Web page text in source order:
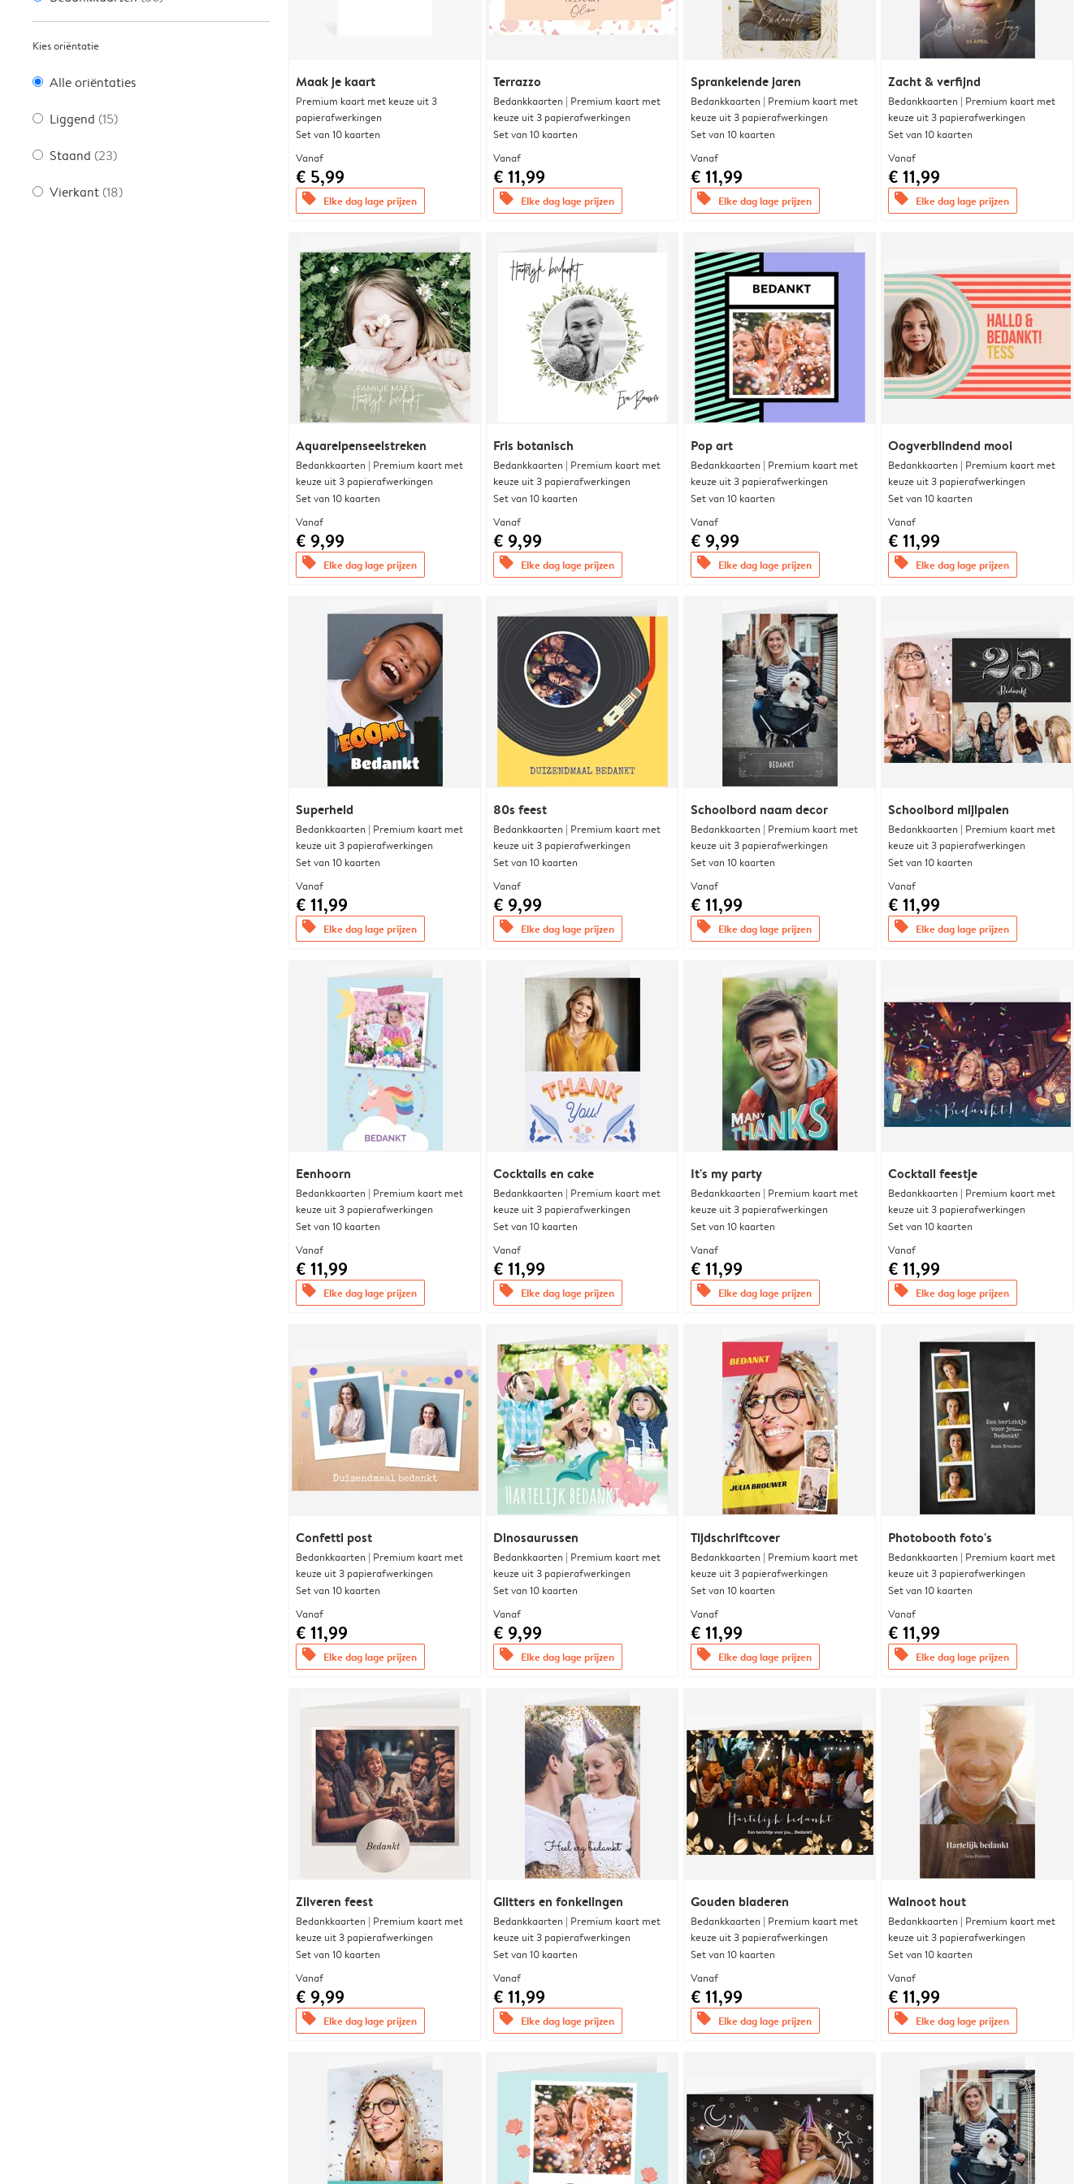
Kies oriëntatie
Alle oriëntaties
Liggend (15)
Staand (23)
Vierkant (18)
Maak je kaart
Premium kaart met keuze uit 3
papierafwerkingen
Set van 10 kaarten
Vanaf
€ 5,99
offers Elke dag lage prijzen
Terrazzo
Bedankkaarten | Premium kaart met
keuze uit 3 papierafwerkingen
Set van 10 kaarten
Vanaf
€ 11,99
offers Elke dag lage prijzen
Sprankelende jaren
Bedankkaarten | Premium kaart met
keuze uit 3 papierafwerkingen
Set van 10 kaarten
Vanaf
€ 11,99
offers Elke dag lage prijzen
Zacht & verfijnd
Bedankkaarten | Premium kaart met
keuze uit 3 papierafwerkingen
Set van 10 kaarten
Vanaf
€ 11,99
offers Elke dag lage prijzen
Aquarelpenseelstreken
Bedankkaarten | Premium kaart met
keuze uit 3 papierafwerkingen
Set van 10 kaarten
Vanaf
€ 9,99
offers Elke dag lage prijzen
Fris botanisch
Bedankkaarten | Premium kaart met
keuze uit 3 papierafwerkingen
Set van 10 kaarten
Vanaf
€ 9,99
offers Elke dag lage prijzen
Pop art
Bedankkaarten | Premium kaart met
keuze uit 3 papierafwerkingen
Set van 10 kaarten
Vanaf
€ 9,99
offers Elke dag lage prijzen
Oogverblindend mooi
Bedankkaarten | Premium kaart met
keuze uit 3 papierafwerkingen
Set van 10 kaarten
Vanaf
€ 11,99
offers Elke dag lage prijzen
Superheld
Bedankkaarten | Premium kaart met
keuze uit 3 papierafwerkingen
Set van 10 kaarten
Vanaf
€ 11,99
offers Elke dag lage prijzen
80s feest
Bedankkaarten | Premium kaart met
keuze uit 3 papierafwerkingen
Set van 10 kaarten
Vanaf
€ 9,99
offers Elke dag lage prijzen
Schoolbord naam decor
Bedankkaarten | Premium kaart met
keuze uit 3 papierafwerkingen
Set van 10 kaarten
Vanaf
€ 11,99
offers Elke dag lage prijzen
Schoolbord mijlpalen
Bedankkaarten | Premium kaart met
keuze uit 3 papierafwerkingen
Set van 10 kaarten
Vanaf
€ 11,99
offers Elke dag lage prijzen
Eenhoorn
Bedankkaarten | Premium kaart met
keuze uit 3 papierafwerkingen
Set van 10 kaarten
Vanaf
€ 11,99
offers Elke dag lage prijzen
Cocktails en cake
Bedankkaarten | Premium kaart met
keuze uit 3 papierafwerkingen
Set van 10 kaarten
Vanaf
€ 11,99
offers Elke dag lage prijzen
It's my party
Bedankkaarten | Premium kaart met
keuze uit 3 papierafwerkingen
Set van 10 kaarten
Vanaf
€ 11,99
offers Elke dag lage prijzen
Cocktail feestje
Bedankkaarten | Premium kaart met
keuze uit 3 papierafwerkingen
Set van 10 kaarten
Vanaf
€ 11,99
offers Elke dag lage prijzen
Confetti post
Bedankkaarten | Premium kaart met
keuze uit 3 papierafwerkingen
Set van 10 kaarten
Vanaf
€ 11,99
offers Elke dag lage prijzen
Dinosaurussen
Bedankkaarten | Premium kaart met
keuze uit 3 papierafwerkingen
Set van 10 kaarten
Vanaf
€ 9,99
offers Elke dag lage prijzen
Tijdschriftcover
Bedankkaarten | Premium kaart met
keuze uit 3 papierafwerkingen
Set van 10 kaarten
Vanaf
€ 11,99
offers Elke dag lage prijzen
Photobooth foto's
Bedankkaarten | Premium kaart met
keuze uit 3 papierafwerkingen
Set van 10 kaarten
Vanaf
€ 11,99
offers Elke dag lage prijzen
Zilveren feest
Bedankkaarten | Premium kaart met
keuze uit 3 papierafwerkingen
Set van 10 kaarten
Vanaf
€ 9,99
offers Elke dag lage prijzen
Glitters en fonkelingen
Bedankkaarten | Premium kaart met
keuze uit 3 papierafwerkingen
Set van 10 kaarten
Vanaf
€ 11,99
offers Elke dag lage prijzen
Gouden bladeren
Bedankkaarten | Premium kaart met
keuze uit 3 papierafwerkingen
Set van 10 kaarten
Vanaf
€ 11,99
offers Elke dag lage prijzen
Walnoot hout
Bedankkaarten | Premium kaart met
keuze uit 3 papierafwerkingen
Set van 10 kaarten
Vanaf
€ 11,99
offers Elke dag lage prijzen